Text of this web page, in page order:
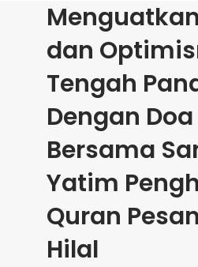
dan
Tengah
Dengan Doa
Bersama
Yatim
Quran
Hilal